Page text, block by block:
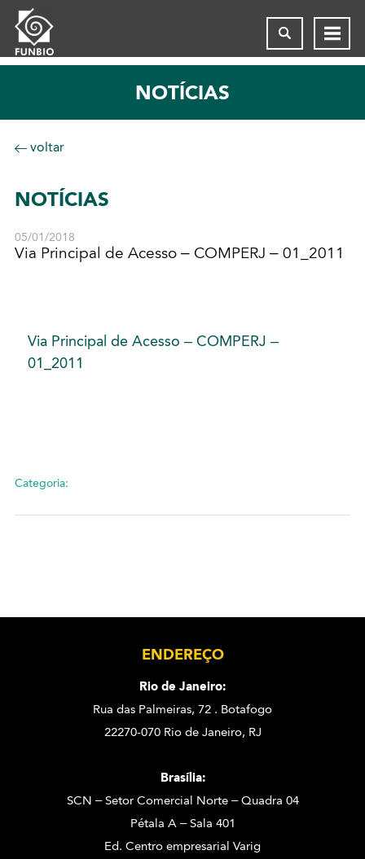
NOTÍCIAS
voltar
NOTÍCIAS
05/01/2018
Via Principal de Acesso – COMPERJ – 01_2011
Via Principal de Acesso – COMPERJ –
01_2011
Categoria:
ENDEREÇO
Rio de Janeiro:
Rua das Palmeiras, 72 . Botafogo
22270-070 Rio de Janeiro, RJ
Brasília:
SCN – Setor Comercial Norte – Quadra 04
Pétala A – Sala 401
Ed. Centro empresarial Varig